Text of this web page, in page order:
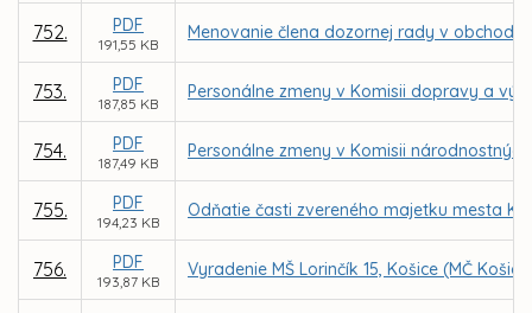
752. PDF
191,55 KB
Menovanie člena dozornej rady v
753. PDF
187,85 KB
Personálne zmeny v Komisii dopravy a
754. PDF
187,49 KB
Personálne zmeny v Komisii
755. PDF
194,23 KB
Odňatie časti zvereného majetku mesta
756. PDF
193,87 KB
Vyradenie MŠ Lorinčík 15, Košice (MČ